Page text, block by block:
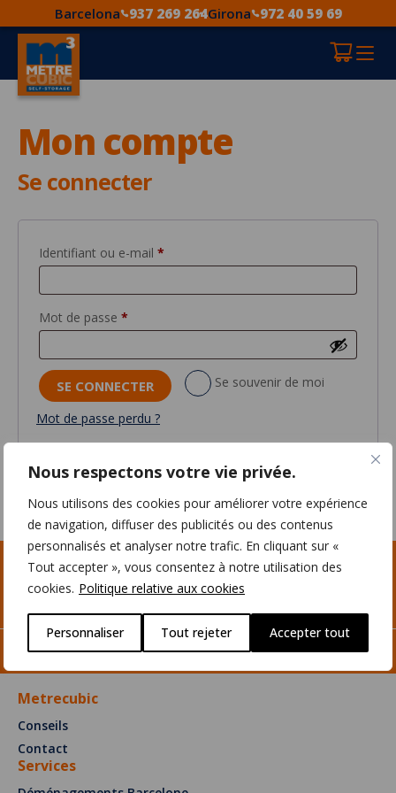
Nous respectons votre vie privée.
Nous utilisons des cookies pour améliorer votre expérience
de navigation, diffuser des publicités ou des contenus
personnalisés et analyser notre trafic. En cliquant sur «
Tout accepter », vous consentez à notre utilisation des
cookies. Politique relative aux cookies
Personnaliser Tout rejeter Accepter tout
Barcelona 937 269 264Girona 972 40 59 69
Mon compte
Se connecter
Identifiant ou e-mail *
Mot de passe *
Se souvenir de moi
SE CONNECTER
Mot de passe perdu ?
Vous avez besoin de déménager ou de
louer un débarras ?
Metrecubic est la solution !
Barcelona937 269 264Girona972 40 59 69
Metrecubic
Conseils
Contact
Services